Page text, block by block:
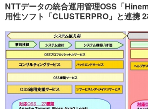
音楽
ショッピング
ペット
その他
プッシュ通知の停止方法
NTTデータの統合運用管理OSS「
用性ソフト「CLUSTERPRO」と連携